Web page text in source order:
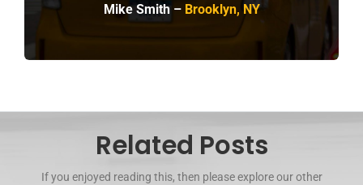
Mike Smith – Brooklyn, NY
Related Posts
If you enjoyed reading this, then please explore our other